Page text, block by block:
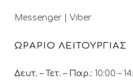
Messenger Viber
ΩΡΑΡΙΟ ΛΕΙΤΟΥΡΓΙΑΣ
Δευτ. – Τετ. – Παρ.: 10:00 –